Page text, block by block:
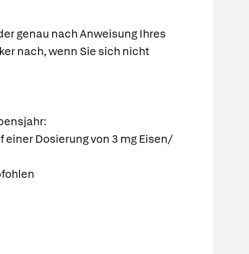
genau nach Anweisung Ihres
nach, wenn Sie sich nicht
Dosierung von 3 mg Eisen/